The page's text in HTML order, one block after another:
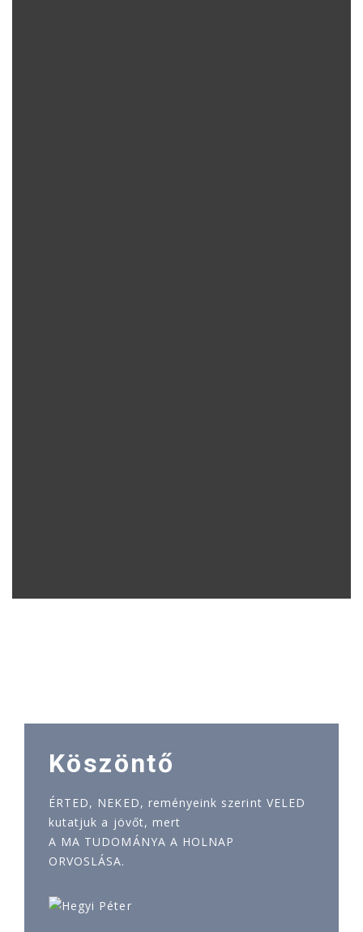
Köszöntő
ÉRTED, NEKED, reményeink szerint VELED
kutatjuk a jövőt, mert
A MA TUDOMÁNYA A HOLNAP
ORVOSLÁSA.